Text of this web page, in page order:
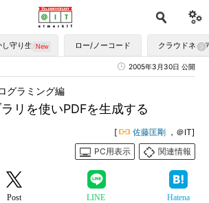
守り生かす ロー/ノーコード クラウドネイ
2005年3月30日 公開
リを使いPDFを生成する
グラミング編
[ 佐藤匡剛 ，＠IT]
PC用表示
関連情報
Post LINE Hatena